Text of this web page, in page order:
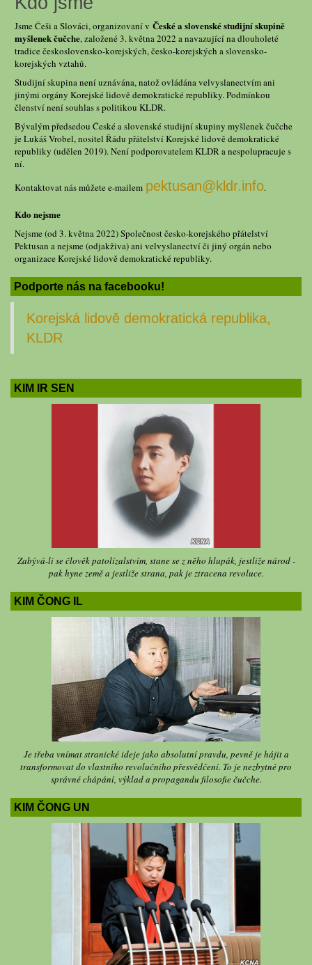
Jsme Češi a Slováci, organizovaní v České a slovenské studijní skupině
myšlenek čučche, založené 3. května 2022 a navazující na dlouholeté
tradice československo-korejských, česko-korejských a slovensko-
korejských vztahů.
Studijní skupina není uznávána, natož ovládána velvyslanectvím ani
jinými orgány Korejské lidově demokratické republiky. Podmínkou
členství není souhlas s politikou KLDR.
Bývalým předsedou České a slovenské studijní skupiny myšlenek čučche
je Lukáš Vrobel, nositel Řádu přátelství Korejské lidově demokratické
republiky (udělen 2019). Není podporovatelem KLDR a nespolupracuje s
ní.
Kontaktovat nás můžete e-mailem pektusan@kldr.info.
Kdo nejsme
Nejsme (od 3. května 2022) Společnost česko-korejského přátelství
Pektusan a nejsme (odjakživa) ani velvyslanectví či jiný orgán nebo
organizace Korejské lidově demokratické republiky.
Podporte nás na facebooku!
Korejská lidově demokratická republika,
KLDR
KIM IR SEN
Zabývá-li se člověk patolízalstvím, stane se z něho hlupák, jestliže národ -
pak hyne země a jestliže strana, pak je ztracena revoluce.
KIM ČONG IL
Je třeba vnímat stranické ideje jako absolutní pravdu, pevně je hájit a
transformovat do vlastního revolučního přesvědčení. To je nezbytné pro
správné chápání, výklad a propagandu filosofie čučche.
KIM ČONG UN